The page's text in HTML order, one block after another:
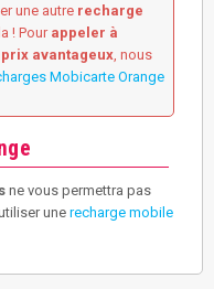
une autre recharge
! Pour appeler à
avantageux , nous
Mobicarte Orange
ne vous permettra pas
une recharge mobile